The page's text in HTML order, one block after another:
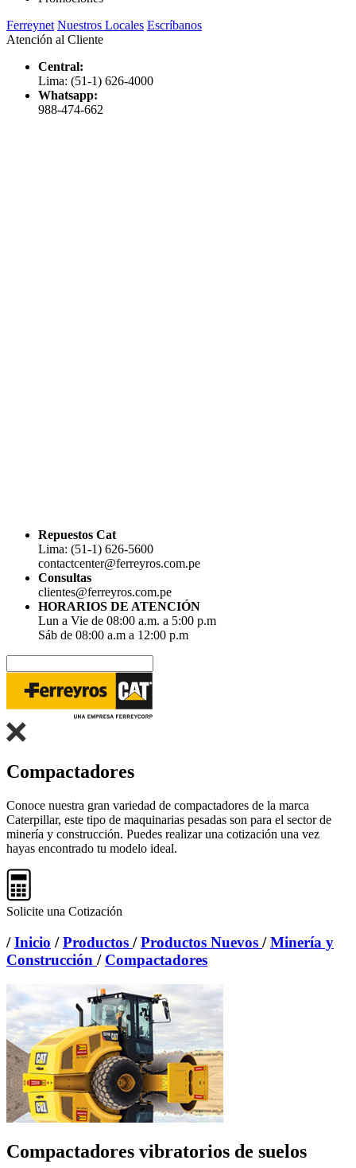
Ferreynet Nuestros Locales Escríbanos
Atención al Cliente
Central:
Lima: (51-1) 626-4000
Whatsapp:
988-474-662
Repuestos Cat
Lima: (51-1) 626-5600
contactcenter@ferreyros.com.pe
Consultas
clientes@ferreyros.com.pe
HORARIOS DE ATENCIÓN
Lun a Vie de 08:00 a.m. a 5:00 p.m
Sáb de 08:00 a.m a 12:00 p.m
Compactadores
Conoce nuestra gran variedad de compactadores de la marca
Caterpillar, este tipo de maquinarias pesadas son para el sector de
minería y construcción. Puedes realizar una cotización una vez
hayas encontrado tu modelo ideal.
Solicite una Cotización
/Inicio /Productos /Productos Nuevos /Minería y
Construcción / Compactadores
Compactadores vibratorios de suelos